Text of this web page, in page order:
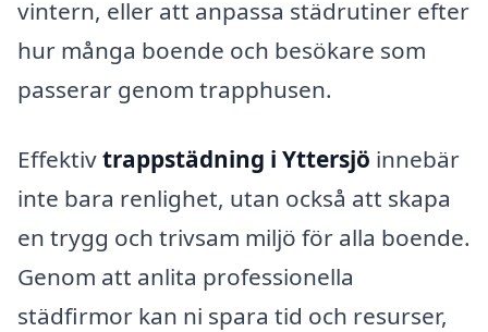
vintern, eller att anpassa städrutiner efter
hur många boende och besökare som
passerar genom trapphusen.
Effektivtrappstädning i Yttersjö innebär
inte bara renlighet, utan också att skapa
en trygg och trivsam miljö för alla boende.
Genom att anlita professionella
städfirmor kan ni spara tid och resurser,